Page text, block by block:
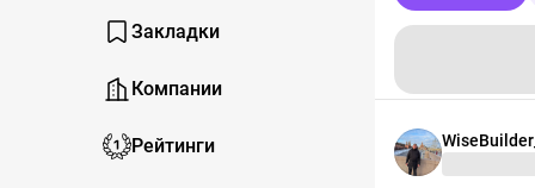
Закладки
Компании
Рейтинги